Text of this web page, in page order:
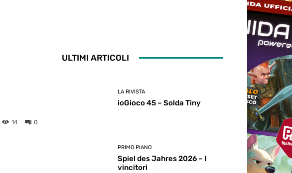
0
14
ULTIMI ARTICOLI
LA RIVISTA
ioGioco 45 – Solda Tiny
PRIMO PIANO
Spiel des Jahres 2026 – I
vincitori